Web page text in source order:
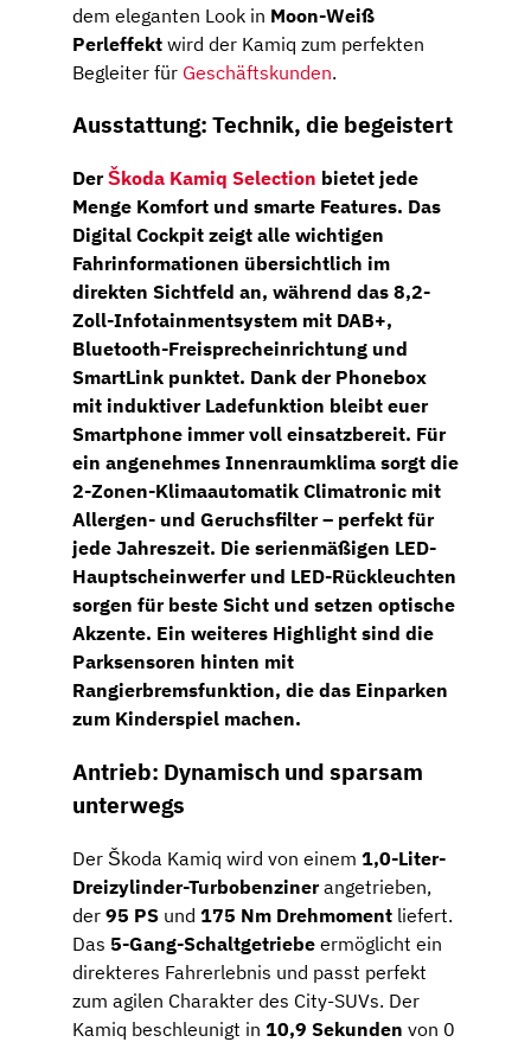
dem eleganten Look in Moon-Weiß
Perleffekt wird der Kamiq zum perfekten
Begleiter für Geschäftskunden.
Ausstattung: Technik, die begeistert
DerŠkoda Kamiq Selection bietet jede
Menge Komfort und smarte Features. Das
Digital Cockpit zeigt alle wichtigen
Fahrinformationen übersichtlich im
direkten Sichtfeld an, während das 8,2-
Zoll-Infotainmentsystem mit DAB+,
Bluetooth-Freisprecheinrichtung und
SmartLink punktet. Dank der Phonebox
mit induktiver Ladefunktion bleibt euer
Smartphone immer voll einsatzbereit. Für
ein angenehmes Innenraumklima sorgt die
2-Zonen-Klimaautomatik Climatronic mit
Allergen- und Geruchsfilter – perfekt für
jede Jahreszeit. Die serienmäßigen LED-
Hauptscheinwerferund LED-Rückleuchten
sorgen für beste Sicht und setzen optische
Akzente. Ein weiteres Highlight sind die
Parksensoren hinten mit
Rangierbremsfunktion, die das Einparken
zum Kinderspiel machen.
Antrieb: Dynamisch und sparsam
unterwegs
Der Škoda Kamiq wird von einem 1,0-Liter-
Dreizylinder-Turbobenzinerangetrieben,
der 95 PS und 175 Nm Drehmoment liefert.
Das 5-Gang-Schaltgetriebe ermöglicht ein
direkteres Fahrerlebnis und passt perfekt
zum agilen Charakter des City-SUVs. Der
Kamiq beschleunigt in 10,9 Sekunden von 0